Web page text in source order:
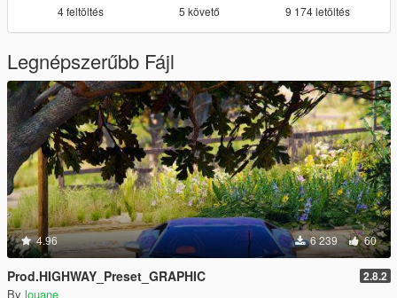
4 feltöltés 5 követő 9 174 letöltés
Legnépszerűbb Fájl
4.96 6 239 60
Prod.HIGHWAY_Preset_GRAPHIC 2.8.2
By louane